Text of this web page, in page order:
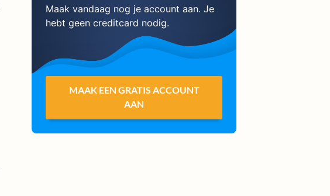
Maak vandaag nog je account aan. Je
hebt geen creditcard nodig.
MAAK EEN GRATIS ACCOUNT
AAN